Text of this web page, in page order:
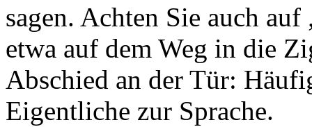
sagen. Achten Sie auch auf
etwa auf dem Weg in die
Abschied an der Tür:
Eigentliche zur Sprache.